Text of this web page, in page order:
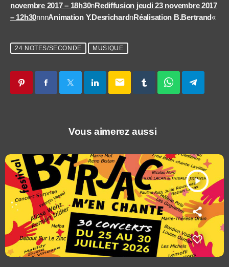
novembre 2017 – 18h30nRediffusion jeudi 23 novembre 2017
– 12h30nnnAnimation Y.DesrichardnRéalisation B.Bertrand«
24 NOTES/SECONDE MUSIQUE
email
Vous aimerez aussi
play_arrow